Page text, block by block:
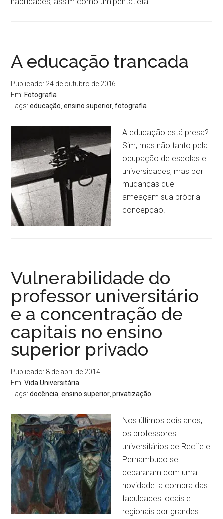
A educação trancada
Publicado: 24 de outubro de 2016
Em: Fotografia
Tags:educação ,ensino superior ,fotografia
A educação está presa?
Sim, mas não tanto pela
ocupação de escolas e
universidades, mas por
mudanças que
ameaçam sua própria
concepção.
Vulnerabilidade do
professor universitário
e a concentração de
capitais no ensino
superior privado
Publicado: 8 de abril de 2014
Em:Vida Universitária
Tags:docência ,ensino superior ,privatização
Nos últimos dois anos,
os professores
universitários de Recife e
Pernambuco se
depararam com uma
novidade: a compra das
faculdades locais e
regionais por grandes